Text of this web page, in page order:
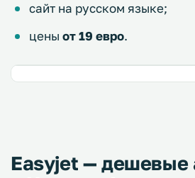
сайт на русском языке;
цены от 19 евро.
Easyjet — дешевые